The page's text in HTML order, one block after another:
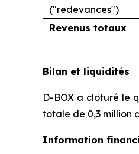
("redevances")
Revenus totaux
Bilan et liquidités
D-BOX a clôturé le
totale de 0,3 million
Information